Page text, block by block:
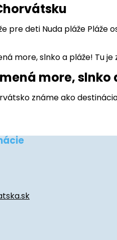
pre deti Nuda pláže Pláže
more,
známe ako